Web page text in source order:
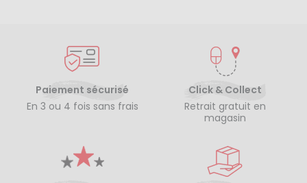
Paiement sécurisé
En 3 ou 4 fois sans frais
Click & Collect
Retrait gratuit en
magasin